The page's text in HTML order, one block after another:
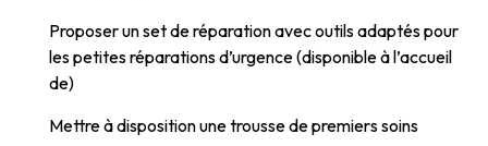
UNESCO Heritage
Proposer un set de réparation avec outils adaptés pour
les petites réparations d’urgence (disponible à l’accueil
de)
Mettre à disposition une trousse de premiers soins